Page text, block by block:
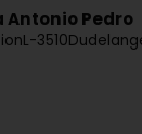
Antonio Pedro
L-3510